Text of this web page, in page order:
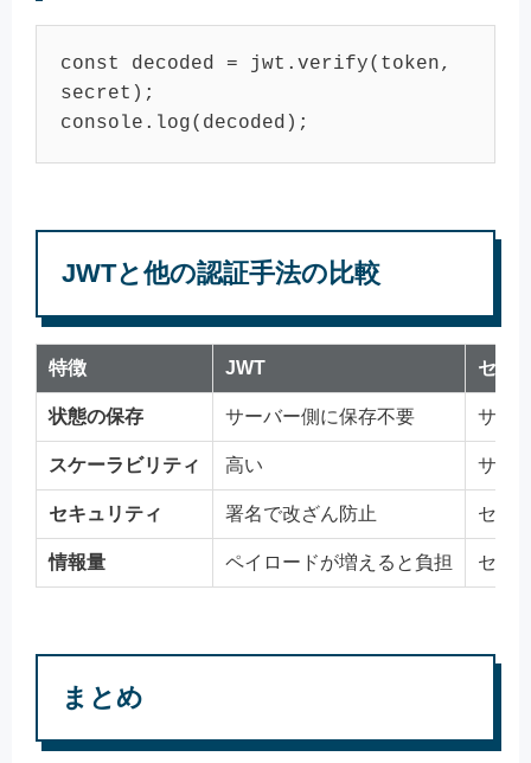
const decoded = jwt. verify(token,
console . log
JWTと他の認証手法の比較
特徴 JWT セッ
状態の保存 サーバー側に保存不要 サー
スケーラビリティ 高い サー
セキュリティ 署名で改ざん防止 セッ
情報量 ペイロードが増えると負担 セッ
まとめ